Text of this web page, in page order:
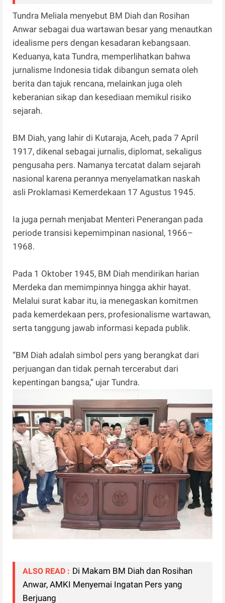
Tundra Meliala menyebut BM Diah dan Rosihan
Anwar sebagai dua wartawan besar yang menautkan
idealisme pers dengan kesadaran kebangsaan.
Keduanya, kata Tundra, memperlihatkan bahwa
jurnalisme Indonesia tidak dibangun semata oleh
berita dan tajuk rencana, melainkan juga oleh
keberanian sikap dan kesediaan memikul risiko
sejarah.
BM Diah, yang lahir di Kutaraja, Aceh, pada 7 April
1917, dikenal sebagai jurnalis, diplomat, sekaligus
pengusaha pers. Namanya tercatat dalam sejarah
nasional karena perannya menyelamatkan naskah
asli Proklamasi Kemerdekaan 17 Agustus 1945.
Ia juga pernah menjabat Menteri Penerangan pada
periode transisi kepemimpinan nasional, 1966–
1968.
Pada 1 Oktober 1945, BM Diah mendirikan harian
Merdeka dan memimpinnya hingga akhir hayat.
Melalui surat kabar itu, ia menegaskan komitmen
pada kemerdekaan pers, profesionalisme wartawan,
serta tanggung jawab informasi kepada publik.
“BM Diah adalah simbol pers yang berangkat dari
perjuangan dan tidak pernah tercerabut dari
kepentingan bangsa,” ujar Tundra.
ALSO READ : Di Makam BM Diah dan Rosihan
Anwar, AMKI Menyemai Ingatan Pers yang
Berjuang